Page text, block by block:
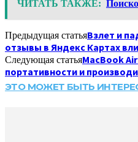
ЧИТАТЬ ТАКЖЕ:
Предыдущая статьяВзлет и
отзывы в Яндекс Картах
Следующая статьяMacBook
портативности и
ЭТО МОЖЕТ БЫТЬ